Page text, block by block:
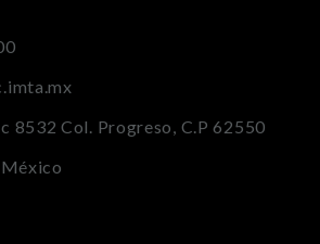
8532 Col. Progreso, C.P 62550